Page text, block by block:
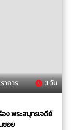
าการ 3 วัน
ง พระสมุทรเจดีย์
ในซอย